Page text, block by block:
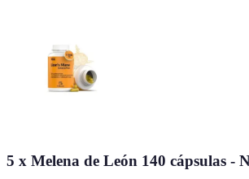
5 x Melena de León 140 cápsulas -